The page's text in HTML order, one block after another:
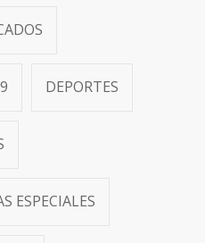
DEPORTES
ESPECIALES